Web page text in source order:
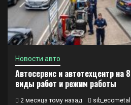
Новости авто
Автосервис и автотехцентр
виды работ и режим работы
2 месяца тому назад sib_ecometal